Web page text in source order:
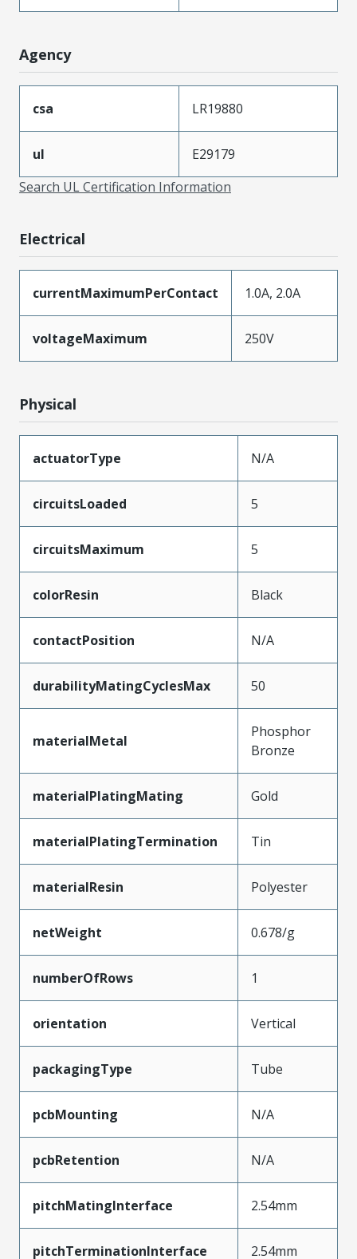
Agency
csa LR19880
ul
E29179
Search UL Certification Information
Electrical
currentMaximumPerContact 1.0A, 2.0A
voltageMaximum 250V
Physical
actuatorType N/A
circuitsLoaded 5
circuitsMaximum 5
colorResin Black
contactPosition N/A
durabilityMatingCyclesMax 50
materialMetal
Phosphor
Bronze
materialPlatingMating Gold
materialPlatingTermination Tin
materialResin Polyester
netWeight 0.678/g
numberOfRows 1
orientation Vertical
packagingType Tube
pcbMounting N/A
pcbRetention N/A
pitchMatingInterface 2.54mm
pitchTerminationInterface 2.54mm